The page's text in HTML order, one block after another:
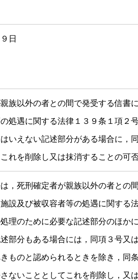
日
族以外の者との間で発受する信書
処遇に関する法律１３９条１項２
いえない記述部分がある場合に，
れを削除し又は抹消することの可
，死刑確定者が親族以外の者との
設及び被収容者等の処遇に関する
理のために必要な記述部分のほか
部分もある場合には，同項３号又
ものと認められるときを除き，同
ないこととしてこれを削除し，又